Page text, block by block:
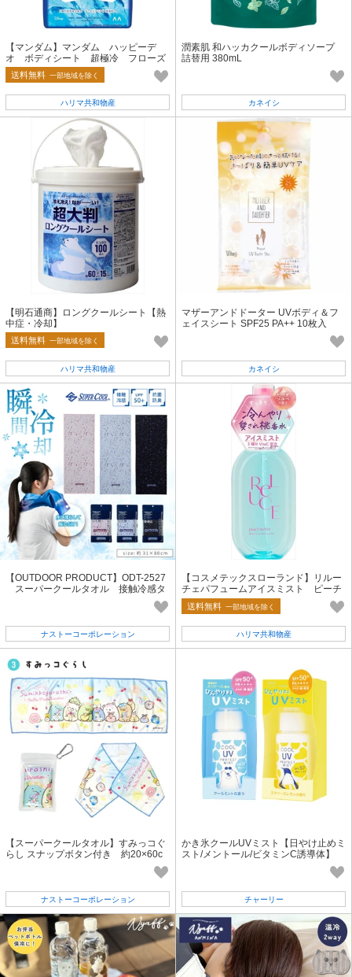
【マンダム】マンダム ハッピーデ
オ ボディシート 超極冷 フローズ
ンリリー【制汗剤・デオドラント】
送料無料 一部地域を除く
ハリマ共和物産
潤素肌 和ハッカクールボディソープ
詰替用 380mL
カネイシ
【明石通商】ロングクールシート【熱
中症・冷却】
送料無料 一部地域を除く
ハリマ共和物産
マザーアンドドーター UVボディ＆フ
ェイスシート SPF25 PA++ 10枚入
カネイシ
【OUTDOOR PRODUCT】ODT-2527
スーパークールタオル 接触冷感タ
ナストーコーポレーション
【コスメテックスローランド】リルー
チェパフュームアイスミスト ピーチ
ソルベ【化粧水・ローション】
送料無料 一部地域を除く
ハリマ共和物産
【スーパークールタオル】すみっコぐ
らし スナップボタン付き 約20×60c
ナストーコーポレーション
かき氷クールUVミスト【日やけ止めミ
スト/メントール/ビタミンC誘導体】
チャーリー